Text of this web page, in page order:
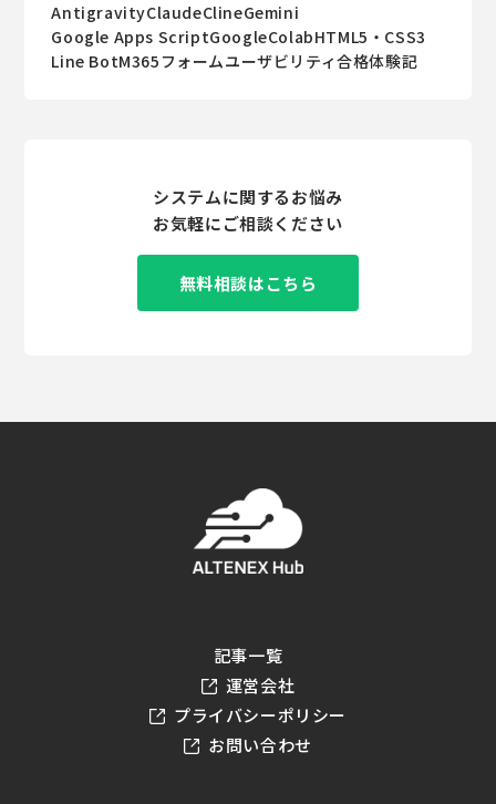
AntigravityClaudeClineGemini
Google Apps ScriptGoogleColabHTML5・CSS3
Line BotM365 フォームユーザビリティ合格体験記
システムに関するお悩み
お気軽にご相談ください
無料相談はこちら
記事一覧
運営会社
プライバシーポリシー
お問い合わせ